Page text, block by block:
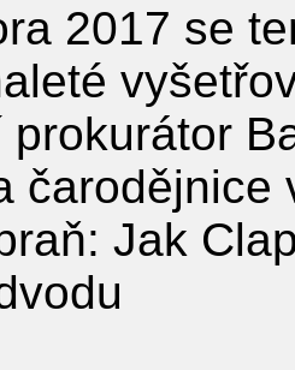
2017 se
prokurátor
čarodějnice
Jak